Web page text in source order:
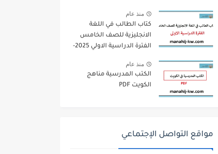
منذ عام
كتاب الطالب في اللغة
الانجليزية للصف الخامس
الفترة الدراسية الاولي 2025-
منذ عام
الكتب المدرسية مناهج
الكويت PDF
مواقع التواصل الإجتماعي